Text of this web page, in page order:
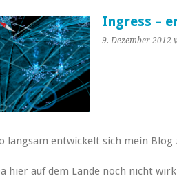
Ingress –
9. Dezember 2012
langsam entwickelt sich mein Blog
hier auf dem Lande noch nicht